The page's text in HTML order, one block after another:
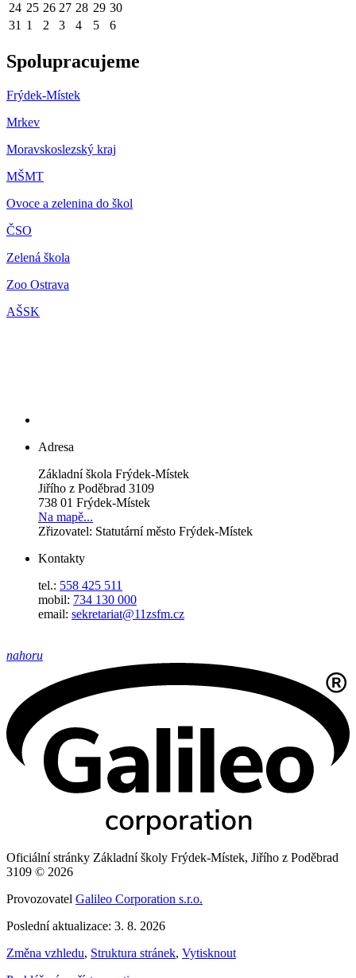
24 25 26 27 28 29 30
31 1 2 3 4 5 6
Spolupracujeme
Frýdek-Místek
Mrkev
Moravskoslezský kraj
MŠMT
Ovoce a zelenina do škol
ČSO
Zelená škola
Zoo Ostrava
AŠSK
Adresa
Základní škola Frýdek-Místek
Jiřího z Poděbrad 3109
738 01 Frýdek-Místek
Na mapě...
Zřizovatel: Statutární město Frýdek-Místek
Kontakty
tel.: 558 425 511
mobil: 734 130 000
email: sekretariat@11zsfm.cz
nahoru
Oficiální stránky Základní školy Frýdek-Místek, Jiřího z Poděbrad
3109 © 2026
Provozovatel Galileo Corporation s.r.o.
Poslední aktualizace: 3. 8. 2026
Změna vzhledu, Struktura stránek, Vytisknout